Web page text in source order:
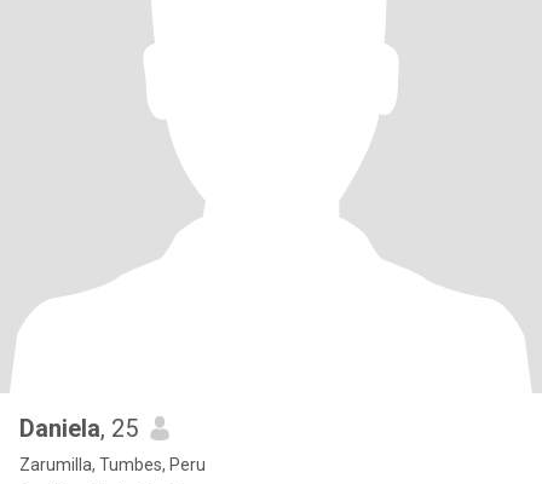
Daniela, 25
Zarumilla, Tumbes, Peru